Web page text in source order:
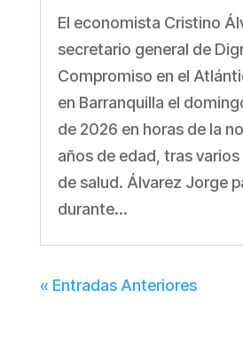
El economista Cristino
secretario general de
Compromiso en el
en Barranquilla el
de 2026 en horas de la
años de edad, tras
de salud. Álvarez Jorge
durante...
« Entradas Anteriores